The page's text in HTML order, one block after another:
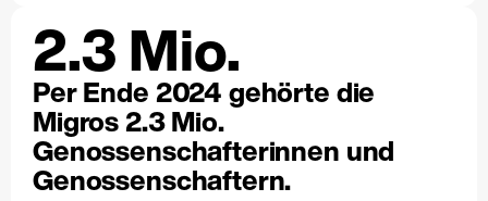
2.3 Mio.
Per Ende 2024 gehörte die
Migros 2.3 Mio.
Genossenschafterinnen und
Genossenschaftern.